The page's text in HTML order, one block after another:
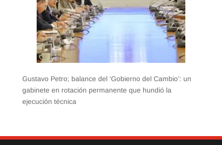
Gustavo Petro; balance del ‘Gobierno del Cambio’: un
gabinete en rotación permanente que hundió la
ejecución técnica